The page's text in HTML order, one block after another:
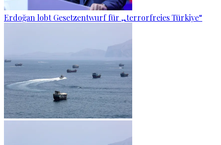
Erdoğan lobt Gesetzentwurf für „terrorfreies Türkiye“